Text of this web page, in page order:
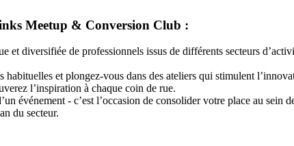
Meetup & Conversion Club :
et diversifiée de professionnels issus de différents secteurs
habituelles et plongez-vous dans des ateliers qui stimulent
l’inspiration à chaque coin de rue.
événement - c’est l’occasion de consolider votre place au
du secteur.